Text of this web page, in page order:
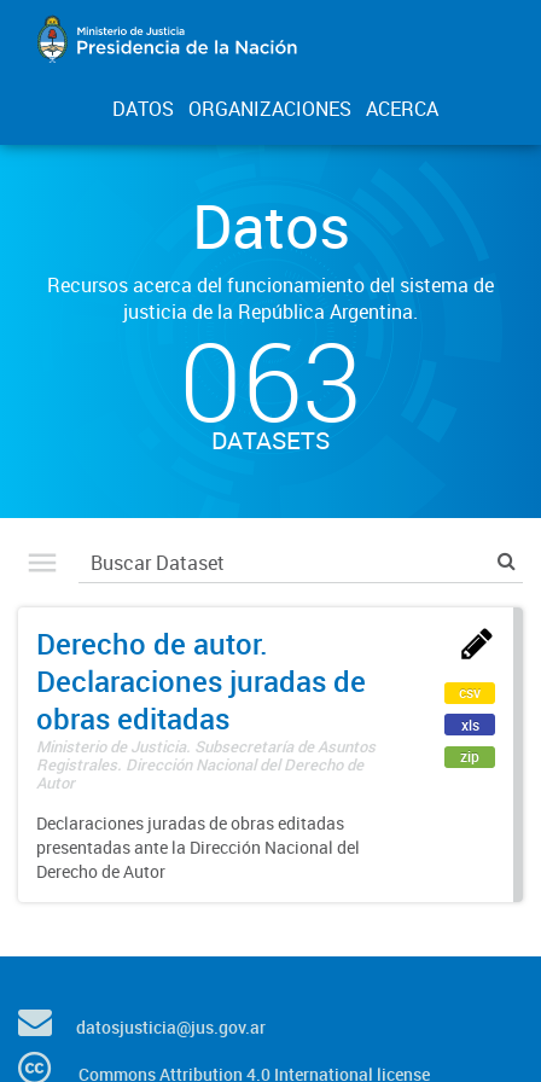
DATOS ORGANIZACIONES ACERCA
Datos
Recursos acerca del funcionamiento del sistema de
justicia de la República Argentina.
063
DATASETS
Derecho de autor.
Declaraciones juradas de
obras editadas
Ministerio de Justicia. Subsecretaría de Asuntos
Registrales. Dirección Nacional del Derecho de
Autor
Declaraciones juradas de obras editadas
presentadas ante la Dirección Nacional del
Derecho de Autor
csv
xls
zip
datosjusticia@jus.gov.ar
Commons Attribution 4.0 International license